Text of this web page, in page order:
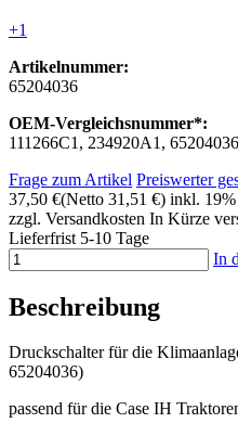
+1
Artikelnummer:
65204036
OEM-Vergleichsnummer*:
111266C1, 234920A1,
Frage zum Artikel Preiswerter
37,50 €(Netto 31,51 €) inkl.
zzgl. Versandkosten In Kürze
Lieferfrist 5-10 Tage
In
Beschreibung
Druckschalter für die
65204036)
passend für die Case IH